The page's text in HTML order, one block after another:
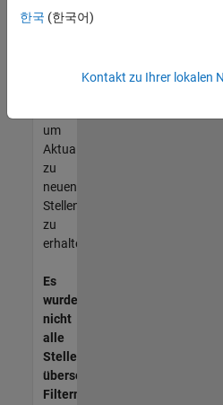
werden
unseres
um
Aktualisierungen
zu
neuen
Stellenangeboten
zu
erhalten.
Es
wurden
nicht
alle
Stellen
übersetzt.
Filtern
한국 (한국어)
Kontakt zu Ihrer lokalen